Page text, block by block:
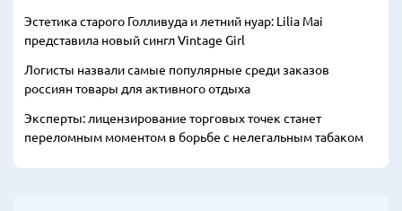
Эстетика старого Голливуда и летний нуар: Lilia Mai
представила новый сингл Vintage Girl
Логисты назвали самые популярные среди заказов
россиян товары для активного отдыха
Эксперты: лицензирование торговых точек станет
переломным моментом в борьбе с нелегальным табаком